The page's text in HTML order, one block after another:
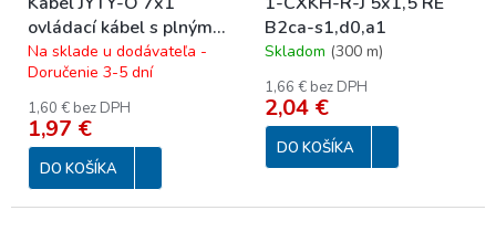
ovládací kábel s plným
jadrom 250 V
Na sklade u dodávateľa -
Doručenie 3-5 dní
1,60 € bez DPH
1,97 €
DO KOŠÍKA
B2ca-s1,d0,a1
Skladom (300 m)
1,66 € bez DPH
2,04 €
DO KOŠÍKA